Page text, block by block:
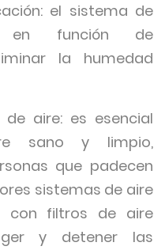
el sistema de
en función de
la humedad
aire: es esencial
sano y limpio,
que padecen
sistemas de aire
con filtros de aire
y detener las